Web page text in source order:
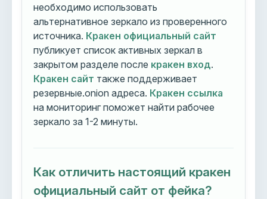
необходимо использовать
альтернативное зеркало из проверенного
источника. Кракен официальный сайт
публикует список активных зеркал в
закрытом разделе после кракен вход.
Кракен сайт также поддерживает
резервные.onion адреса. Кракен ссылка
на мониторинг поможет найти рабочее
зеркало за 1-2 минуты.
Как отличить настоящий кракен
официальный сайт от фейка?